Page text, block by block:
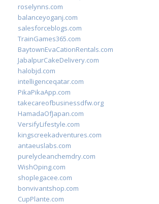
roselynns.com
balanceyoganj.com
salesforceblogs.com
TrainGames365.com
BaytownEvaCationRentals.com
JabalpurCakeDelivery.com
halobjd.com
intelligenceqatar.com
PikaPikaApp.com
takecareofbusinessdfw.org
HamadaOfJapan.com
VersifyLifestyle.com
kingscreekadventures.com
antaeuslabs.com
purelycleanchemdry.com
WishOping.com
shoplegacee.com
bonvivantshop.com
CupPlante.com